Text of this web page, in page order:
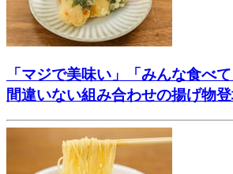
「マジで美味い」「みんな食べ
間違いない組み合わせの揚げ物